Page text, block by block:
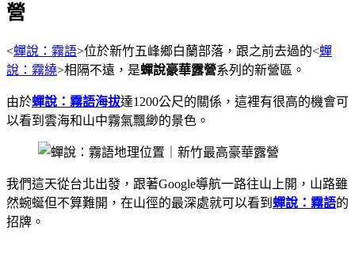
營
<蟬說：霧語>位於新竹五峰鄉白蘭部落，跟之前去過的<蟬
說：霧繞>相隔不遠，是蟬說豪華露營系列的新營區。
由於蟬說：霧語海拔達1200公尺的關係，這裡有很高的機會可
以看到雲海和山中霧氣飄緲的景色。
我們這天從台北出發，跟著Google導航一路往山上開，山路雖
然蜿蜒但不算難開，在山徑的最深處就可以看到 蟬說：霧語的
招牌。